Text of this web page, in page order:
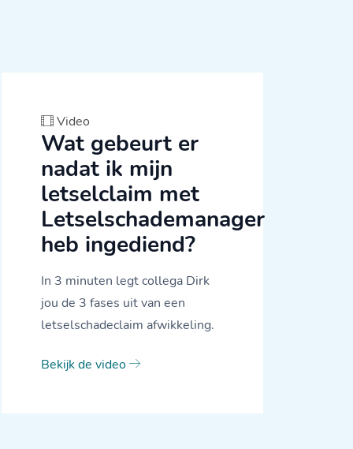
Video
Wat gebeurt er
nadat ik mijn
letselclaim met
Letselschademanager
heb ingediend?
In 3 minuten legt collega Dirk
jou de 3 fases uit van een
letselschadeclaim afwikkeling.
Bekijk de video